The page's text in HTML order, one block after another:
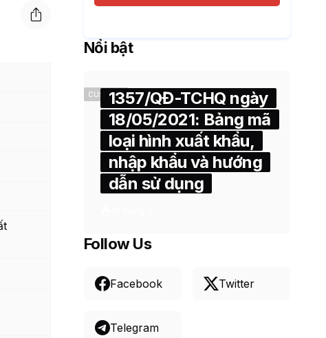
Nổi bật
CUSTOMS1357/QĐ-TCHQ ngày
18/05/2021: Bảng mã
loại hình xuất khẩu,
nhập khẩu và hướng
dẫn sử dụng
Follow Us
Facebook Twitter
Telegram